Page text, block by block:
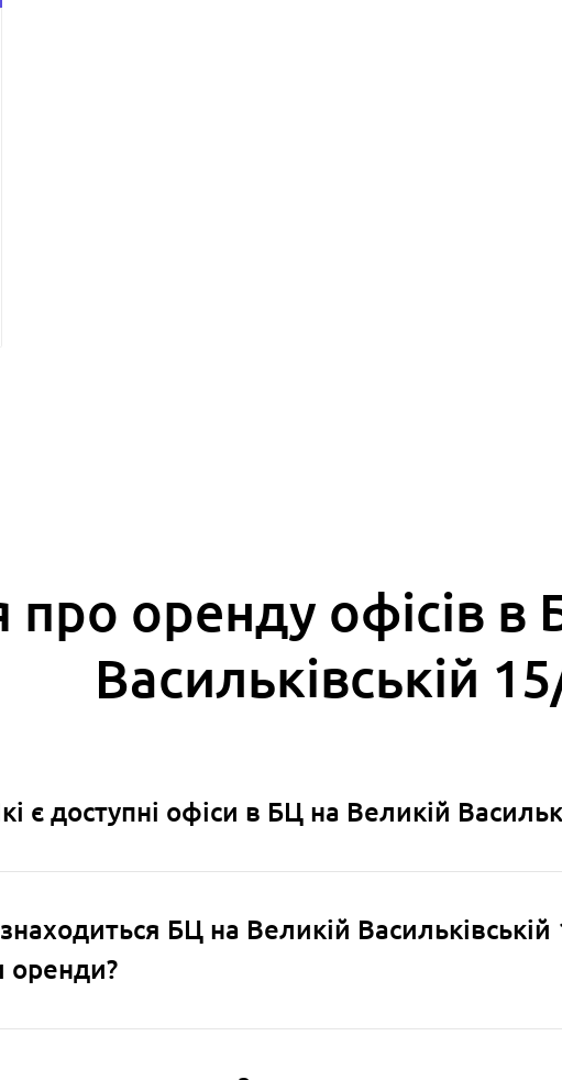
про оренду офісів в
Васильківській
є доступні офіси в БЦ на Великій
БЦ на Великій Васильківській
оренди?